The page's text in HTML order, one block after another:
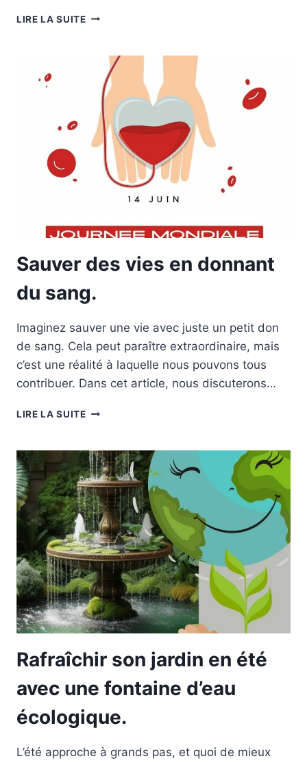
LIRE LA SUITEASTUCES
VOTRE
MAISON
PROPRE
FRAÎCHE
EN
ÉTÉ.
Sauver des vies en donnant
du sang.
Imaginez sauver une vie avec juste un petit don
de sang. Cela peut paraître extraordinaire, mais
c’est une réalité à laquelle nous pouvons tous
contribuer. Dans cet article, nous discuterons…
LIRE LA SUITESAUVER
EN
DONNANT
DU
SANG.
Rafraîchir son jardin en été
avec une fontaine d’eau
écologique.
L’été approche à grands pas, et quoi de mieux